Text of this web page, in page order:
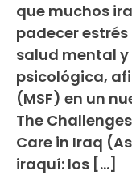
que muchos
padecer
salud mental
psicológica,
(MSF) en un
The
Care in Iraq
iraquí: los […]